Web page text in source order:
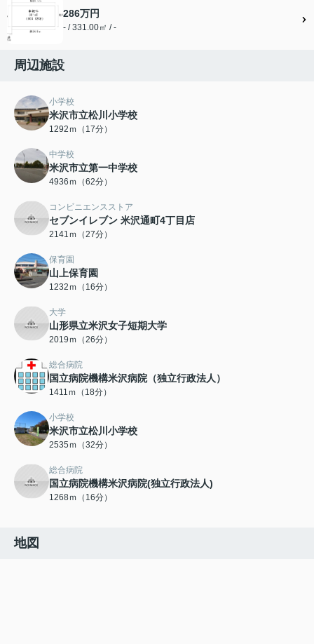
286万円
- / 331.00㎡ / -
周辺施設
小学校
米沢市立松川小学校
1292ｍ（17分）
中学校
米沢市立第一中学校
4936ｍ（62分）
コンビニエンスストア
セブンイレブン 米沢通町4丁目店
2141ｍ（27分）
保育園
山上保育園
1232ｍ（16分）
大学
山形県立米沢女子短期大学
2019ｍ（26分）
総合病院
国立病院機構米沢病院（独立行政法人）
1411ｍ（18分）
小学校
米沢市立松川小学校
2535ｍ（32分）
総合病院
国立病院機構米沢病院(独立行政法人)
1268ｍ（16分）
地図